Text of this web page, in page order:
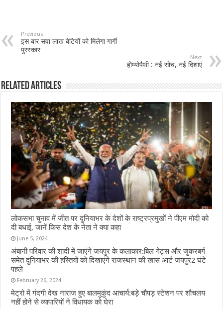
Previous
इस बार सवा लाख बेटियों को मिलेगा गार्गी
पुरस्कार
Next
होम्योपैथी : नई सोच, नई दिशाएं
Related Articles
लोकसभा चुनाव में जीत पर दुनियाभर के देशों के राष्ट्रप्रमुखों ने पीएम मोदी को
दी बधाई, जानें किस देश के नेता ने क्या कहा
June 5, 2024
अंबानी परिवार की शादी में जाएंगे जयपुर के कलाकार:बिल गेट्स और जुकरबर्ग
समेत दुनियाभर की हस्तियों को दिखाएंगे राजस्थान की खास आर्ट जयपुर2 घंटे
पहले
February 26, 2024
मेट्रो में गंदगी देख नाराज हुए बालमुकुंद आचार्य:बड़े चौपड़ स्टेशन पर शौचलय
नहीं होने से व्यापारियों ने विधायक को घेरा